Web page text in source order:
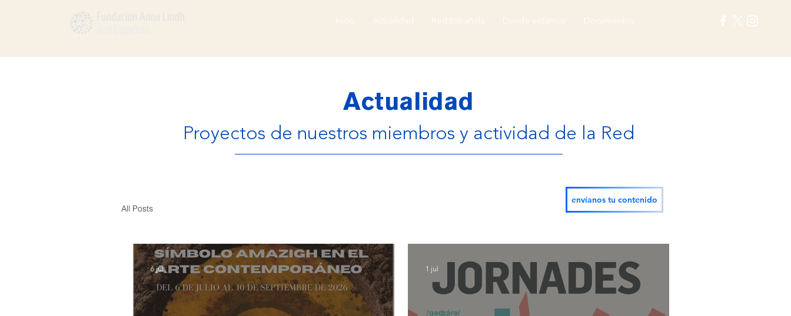
Inicio Actualidad Red Española Dónde estamos Documentos
Actualidad
Proyectos de nuestros miembros y actividad de la Red
All Posts
6 jul 1 jul
envíanos tu contenido